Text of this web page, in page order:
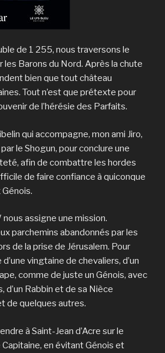
de 1 255, nous traversons le
les Barons du Nord. Après la chute
bien que tout château
Tout n’est que prétexte pour
de l’hérésie des Parfaits.
qui accompagne, mon ami Jiro,
le Shogun, pour conclure une
afin de combattre les hordes
de faire confiance à quiconque
assigne une mission.
parchemins abandonnés par les
de la prise de Jérusalem. Pour
vingtaine de chevaliers, d’un
comme de juste un Génois, avec
d’un Rabbin et de sa Nièce
de quelques autres.
à Saint-Jean d’Acre sur le
Capitaine, en évitant Génois et